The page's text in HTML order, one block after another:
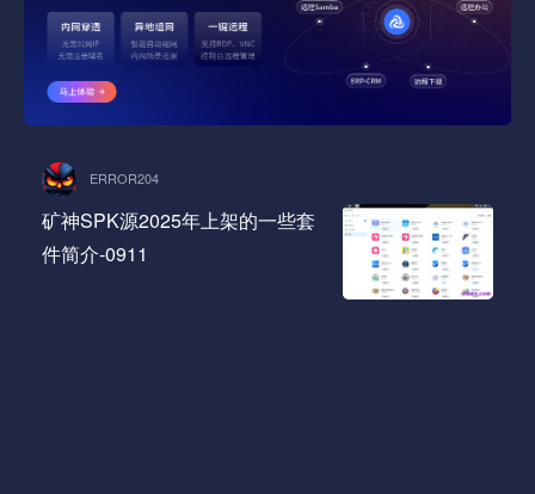
ERROR204
矿神SPK源2025年上架的一些套
件简介-0911